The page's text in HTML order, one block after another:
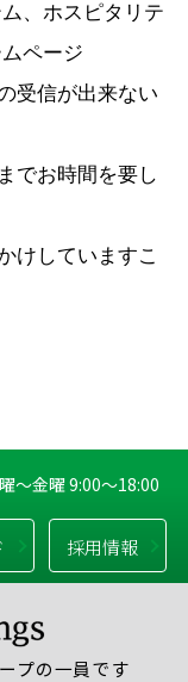
、ホスピタリテ
ページ
受信が出来ない
でお時間を要し
けしていますこ
～金曜 9:00～18:00
採用情報
プの一員です